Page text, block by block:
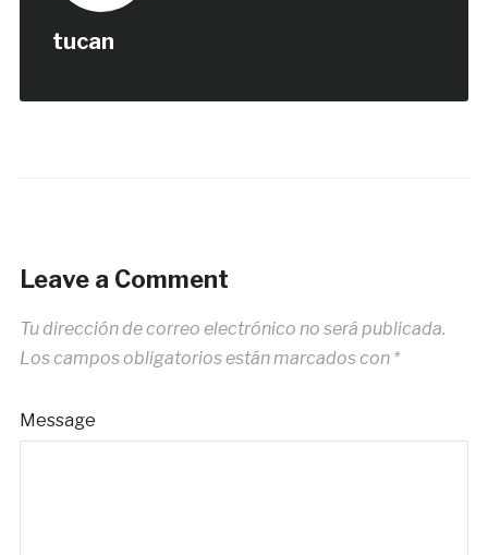
tucan
Leave a Comment
Tu dirección de correo electrónico no será publicada.
Los campos obligatorios están marcados con *
Message